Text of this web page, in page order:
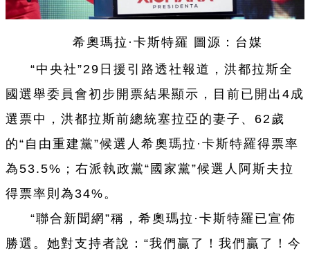
希奧瑪拉·卡斯特羅 圖源： 台 媒
“中央社”29日援引路透社報道，洪都拉斯全
國選舉委員會初步開票結果顯示，目前已開出4成
選票中，洪都拉斯前總統塞拉亞的妻子、62歲
的“自由重建黨”候選人希奧瑪拉·卡斯特羅得票率
為53.5%；右派執政黨“國家黨”候選人阿斯夫拉
得票率則為34%。
“聯合新聞網”稱，希奧瑪拉·卡斯特羅已宣佈
勝選。她對支持者說：“我們贏了！我們贏了！今